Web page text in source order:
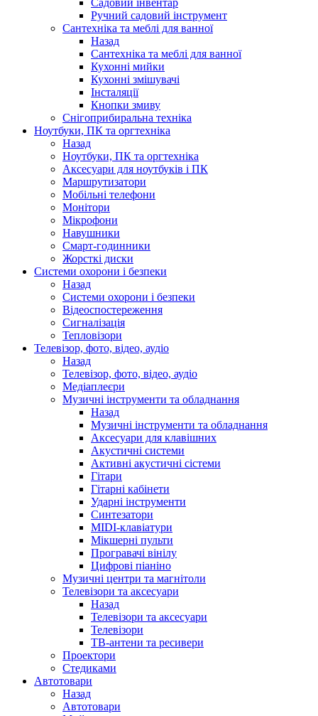
Садовий інвентар
Ручний садовий інструмент
Сантехніка та меблі для ванної
Назад
Сантехніка та меблі для ванної
Кухонні мийки
Кухонні змішувачі
Інсталяції
Кнопки змиву
Снігоприбиральна техніка
Ноутбуки, ПК та оргтехніка
Назад
Ноутбуки, ПК та оргтехніка
Аксесуари для ноутбуків і ПК
Маршрутизатори
Мобільні телефони
Монітори
Мікрофони
Навушники
Смарт-годинники
Жорсткі диски
Системи охорони і безпеки
Назад
Системи охорони і безпеки
Відеоспостереження
Сигналізація
Тепловізори
Телевізор, фото, відео, аудіо
Назад
Телевізор, фото, відео, аудіо
Медіаплеєри
Музичні інструменти та обладнання
Назад
Музичні інструменти та обладнання
Аксесуари для клавішних
Акустичні системи
Активні акустичні сістеми
Гітари
Гітарні кабінети
Ударні інструменти
Синтезатори
MIDI-клавіатури
Мікшерні пульти
Програвачі вінілу
Цифрові піаніно
Музичні центри та магнітоли
Телевізори та аксесуари
Назад
Телевізори та аксесуари
Телевізори
ТВ-антени та ресивери
Проектори
Стедиками
Автотовари
Назад
Автотовари